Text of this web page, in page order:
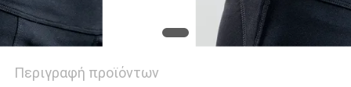
Περιγραφή προϊόντων